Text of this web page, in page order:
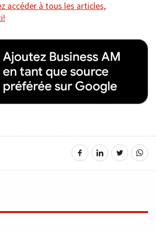
accéder à tous les articles,